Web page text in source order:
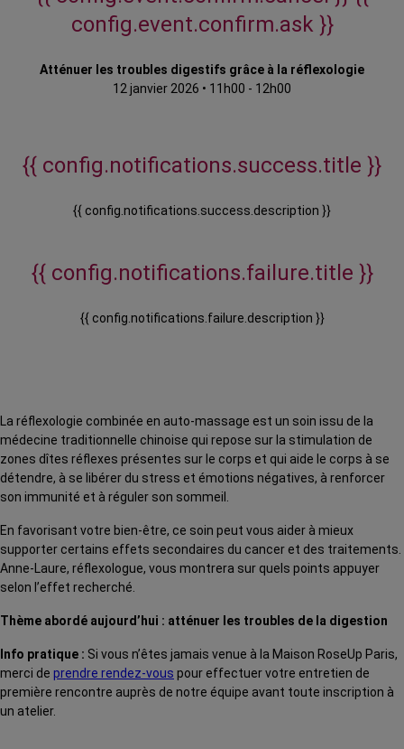
config.event.confirm.ask }}
Atténuer les troubles digestifs grâce à la réflexologie
12 janvier 2026 • 11h00 - 12h00
{{ config.notifications.success.title }}
{{ config.notifications.success.description }}
{{ config.notifications.failure.title }}
{{ config.notifications.failure.description }}
La réflexologie combinée en auto-massage est un soin issu de la
médecine traditionnelle chinoise qui repose sur la stimulation de
zones dîtes réflexes présentes sur le corps et qui aide le corps à se
détendre, à se libérer du stress et émotions négatives, à renforcer
son immunité et à réguler son sommeil.
En favorisant votre bien-être, ce soin peut vous aider à mieux
supporter certains effets secondaires du cancer et des traitements.
Anne-Laure, réflexologue, vous montrera sur quels points appuyer
selon l’effet recherché.
Thème abordé aujourd’hui : atténuer les troubles de la digestion
Info pratique : Si vous n’êtes jamais venue à la Maison RoseUp Paris,
merci de prendre rendez-vous pour effectuer votre entretien de
première rencontre auprès de notre équipe avant toute inscription à
un atelier.